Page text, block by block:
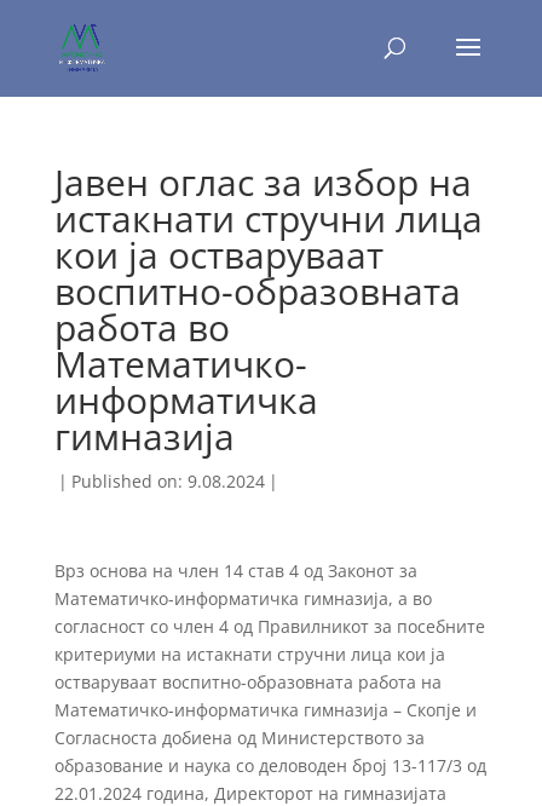
Јавен оглас за избор на
истакнати стручни лица
кои ја остваруваат
воспитно-образовната
работа во
Математичко-
информатичка
гимназија
| Published on: 9.08.2024 |
Врз основа на член 14 став 4 од Законот за
Математичко-информатичка гимназија, а во
согласност со член 4 од Правилникот за посебните
критериуми на истакнати стручни лица кои ја
остваруваат воспитно-образовната работа на
Математичко-информатичка гимназија – Скопје и
Согласноста добиена од Министерството за
образование и наука со деловоден број 13-117/3 од
22.01.2024 година, Директорот на гимназијата